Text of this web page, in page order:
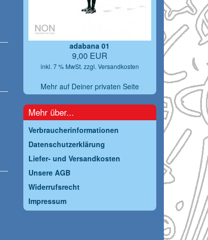
adabana 01
9,00 EUR
inkl. 7 % MwSt. zzgl. Versandkosten
Mehr auf Deiner privaten Seite
Mehr über...
Verbraucherinformationen
Datenschutzerklärung
Liefer- und Versandkosten
Unsere AGB
Widerrufsrecht
Impressum